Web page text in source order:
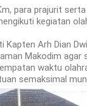
para prajurit
kegiatan
Kapten Arh Dian
Makodim agar
waktu
semaksimal